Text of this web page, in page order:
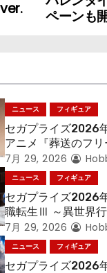
ペーンも
ニュース フィギュア
セガプライズ2026
アニメ『葬送のフリ
300年働くことにな
「フリーレン」を立
7月 29, 2026
ニュース フィギュア
セガプライズ2026
職転生Ⅲ ～異世界
す～』から「ロキシ
アが登場！
7月 29, 2026
ニュース フィギュア
セガプライズ2026